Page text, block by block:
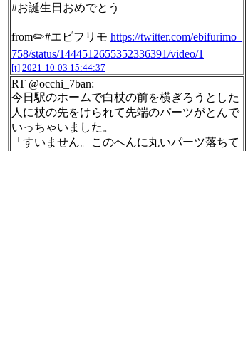
#お誕生日おめでとう
from✏️#エビフリモ https://twitter.com/ebifurimo_
758/status/1444512655352336391/video/1
[t] 2021-10-03 15:44:37
RT @occhi_7ban:
今日駅のホームで白杖の前を横ぎろうとした
人に杖の先をけられて先端のパーツがとんで
いっちゃいました。
「すいません。このへんに丸いパーツ落ちて